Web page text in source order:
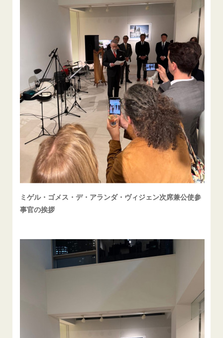
ミゲル・ゴメス・デ・アランダ・ヴィジェン次席兼公使参
事官の挨拶